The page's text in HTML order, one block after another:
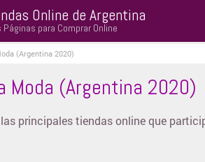
Online de Argentina
para Comprar Online
(Argentina 2020)
Moda (Argentina 2020)
principales tiendas online que